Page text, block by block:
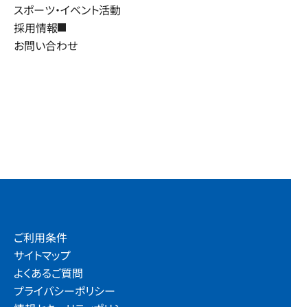
スポーツ・イベント活動
採用情報
お問い合わせ
ご利用条件
サイトマップ
よくあるご質問
プライバシーポリシー